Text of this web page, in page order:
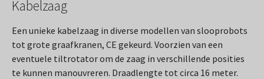
Kabelzaag
Een unieke kabelzaag in diverse modellen van slooprobots
tot grote graafkranen, CE gekeurd. Voorzien van een
eventuele tiltrotator om de zaag in verschillende posities
te kunnen manouvreren. Draadlengte tot circa 16 meter.